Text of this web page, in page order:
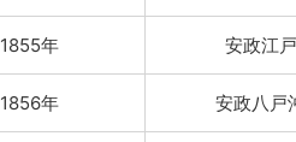
1855年 安政江
1856年 安政八戸